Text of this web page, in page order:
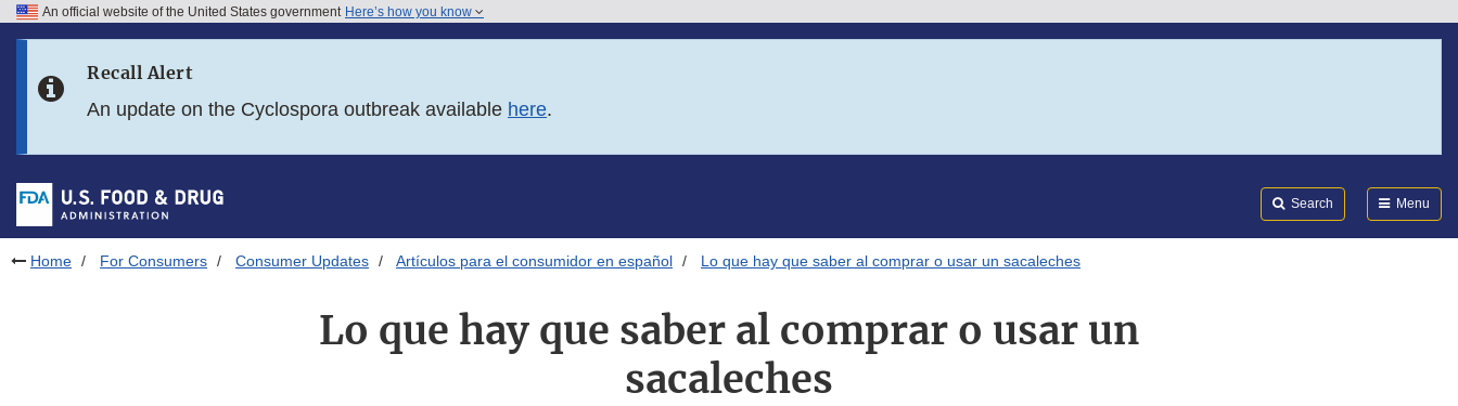
Skip to FDA Search
Skip to footer links
An official website of the United States government Here’s how you know
Recall Alert
An update on the Cyclospora outbreak available here.
Search Menu
Home For Consumers Consumer Updates Artículos para el consumidor en español Lo que hay que saber al comprar o usar un sacaleches
Lo que hay que saber al comprar o usar un
sacaleches